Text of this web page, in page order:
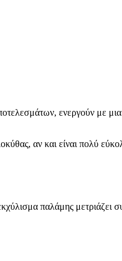
ενεργούν με
αν και είναι πολύ
παλάμης μετριάζει